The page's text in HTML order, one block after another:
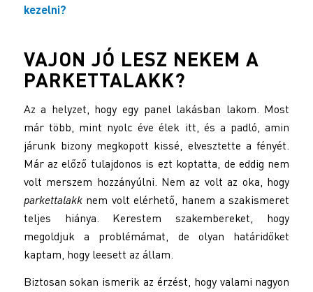
kezelni?
VAJON JÓ LESZ NEKEM A
PARKETTALAKK?
Az a helyzet, hogy egy panel lakásban lakom. Most
már több, mint nyolc éve élek itt, és a padló, amin
járunk bizony megkopott kissé, elvesztette a fényét.
Már az előző tulajdonos is ezt koptatta, de eddig nem
volt merszem hozzányúlni. Nem az volt az oka, hogy
parkettalakknem volt elérhető, hanem a szakismeret
teljes hiánya. Kerestem szakembereket, hogy
megoldjuk a problémámat, de olyan határidőket
kaptam, hogy leesett az állam.
Biztosan sokan ismerik az érzést, hogy valami nagyon